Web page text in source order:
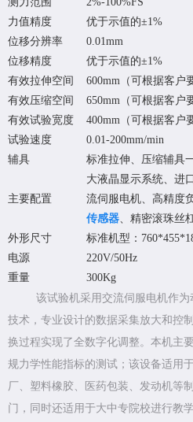
力值精度
优于示值的±1%
位移分辨率
0.01mm
位移精度
优于示值的±1%
有效拉伸空间
600mm（可根据客户
有效压缩空间
650mm（可根据客户
有效试验宽度
400mm（可根据客户
试验速度
0.01-200mm/min
辅具
标准拉伸、压缩辅具
主要配置
大液晶显示系统、进
流伺服电机、高精度
传感器、精密滚珠丝
外形尺寸
标准机型：
电源
220V/50Hz
重量
300Kg
该试验机采用交流伺服电机作
技术，专业设计的数据采集放大和控
换过程实现了全数字化调整。本机主
规力学性能指标的测试；该设备适用
厂、塑料橡胶、医药包装、发动机等
门，同时还适用于大中专院校进行教